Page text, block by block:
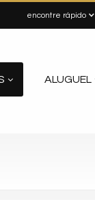
encontre rápido
ALUGUEL